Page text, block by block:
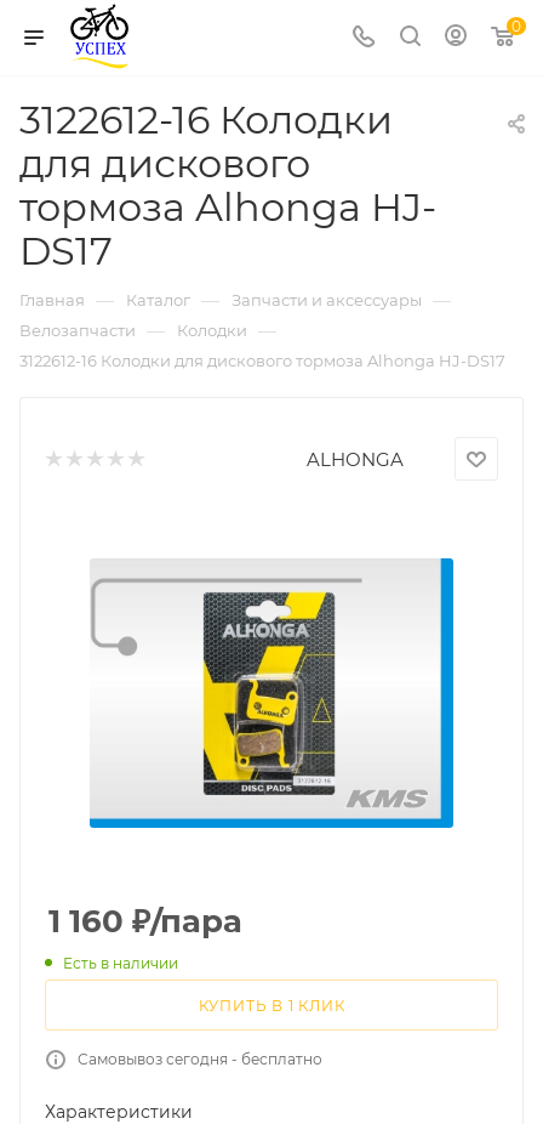
0
3122612-16 Колодки
для дискового
тормоза Alhonga HJ-
DS17
Главная — Каталог — Запчасти и аксессуары —
Велозапчасти — Колодки —
3122612-16 Колодки для дискового тормоза Alhonga HJ-DS17
ALHONGA
1 160 ₽/пара
Есть в наличии
КУПИТЬ В 1 КЛИК
Самовывоз сегодня - бесплатно
Характеристики